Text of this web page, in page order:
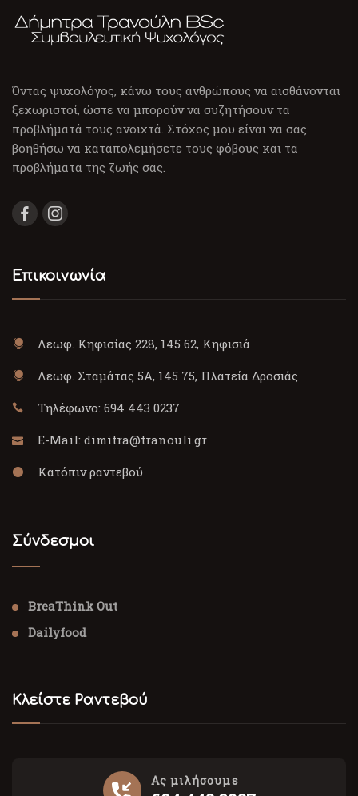
Όντας ψυχολόγος, κάνω τους ανθρώπους να αισθάνονται
ξεχωριστοί, ώστε να μπορούν να συζητήσουν τα
προβλήματά τους ανοιχτά. Στόχος μου είναι να σας
βοηθήσω να καταπολεμήσετε τους φόβους και τα
προβλήματα της ζωής σας.
Επικοινωνία
Λεωφ. Κηφισίας 228, 145 62, Κηφισιά
Λεωφ. Σταμάτας 5Α, 145 75, Πλατεία Δροσιάς
Τηλέφωνο: 694 443 0237
E-Mail: dimitra@tranouli.gr
Κατόπιν ραντεβού
Σύνδεσμοι
BreaThink Out
Dailyfood
Κλείστε Ραντεβού
Ας μιλήσουμε